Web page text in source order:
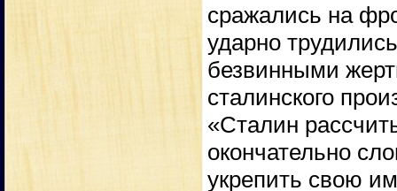
сражались на
ударно
безвинными
сталинского
«Сталин
окончательно
укрепить свою